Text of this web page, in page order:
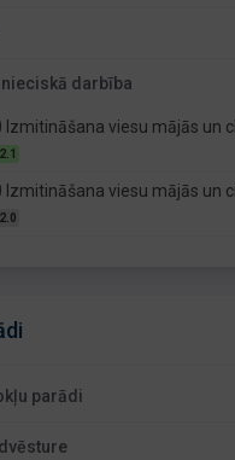
darbība
Izmitināšana viesu mājās un
Izmitināšana viesu mājās un
parādi